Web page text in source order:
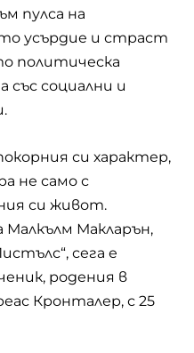
пулса на
усърдие и страст
политическа
със социални и
си характер,
не само с
си живот.
Макларън,
сега е
родения в
Кронталер, с 25